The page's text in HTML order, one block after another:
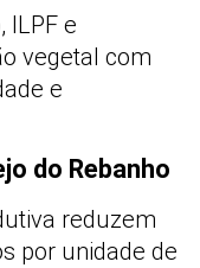
ILPF e
vegetal com
e
do Rebanho
reduzem
por unidade de